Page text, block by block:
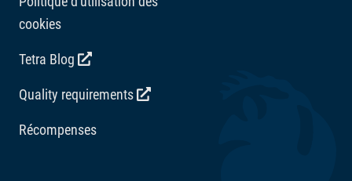
cookies
Tetra Blog
Quality requirements
Récompenses